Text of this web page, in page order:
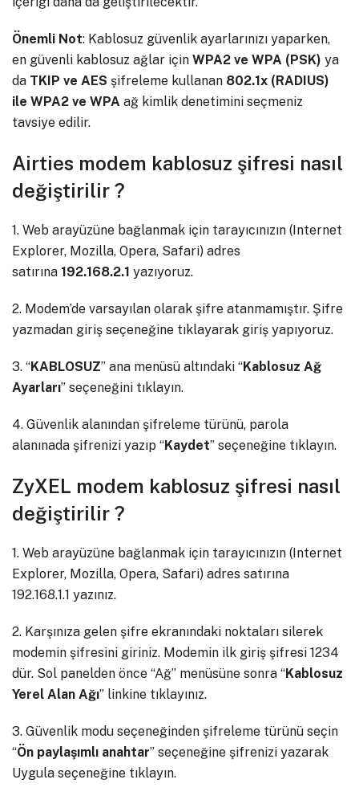
Önemli Not: Kablosuz güvenlik ayarlarınızı yaparken,
en güvenli kablosuz ağlar için WPA2 ve WPA (PSK) ya
da TKIP ve AES şifreleme kullanan 802.1x (RADIUS)
ile WPA2 ve WPA ağ kimlik denetimini seçmeniz
tavsiye edilir.
Airties modem kablosuz şifresi nasıl
değiştirilir ?
1. Web arayüzüne bağlanmak için tarayıcınızın (Internet
Explorer, Mozilla, Opera, Safari) adres
satırına 192.168.2.1 yazıyoruz.
2. Modem’de varsayılan olarak şifre atanmamıştır. Şifre
yazmadan giriş seçeneğine tıklayarak giriş yapıyoruz.
3. “KABLOSUZ” ana menüsü altındaki “Kablosuz Ağ
Ayarları” seçeneğini tıklayın.
4. Güvenlik alanından şifreleme türünü, parola
alanınada şifrenizi yazıp “Kaydet” seçeneğine tıklayın.
ZyXEL modem kablosuz şifresi nasıl
değiştirilir ?
1. Web arayüzüne bağlanmak için tarayıcınızın (Internet
Explorer, Mozilla, Opera, Safari) adres satırına
192.168.1.1 yazınız.
2. Karşınıza gelen şifre ekranındaki noktaları silerek
modemin şifresini giriniz. Modemin ilk giriş şifresi 1234
dür. Sol panelden önce “Ağ” menüsüne sonra “Kablosuz
Yerel Alan Ağı” linkine tıklayınız.
3. Güvenlik modu seçeneğinden şifreleme türünü seçin
“Ön paylaşımlı anahtar” seçeneğine şifrenizi yazarak
Uygula seçeneğine tıklayın.